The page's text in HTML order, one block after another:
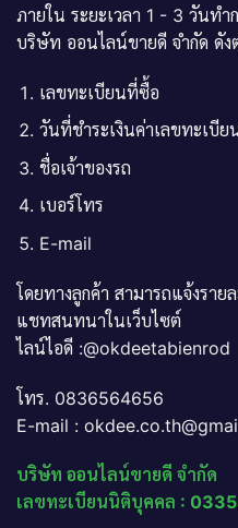
ภายใน ระยะเวลา 1 - 3 วันทำ
บริษัท ออนไลน์ขายดี จำกัด ดัง
เลขทะเบียนที่ซื้อ
วันที่ชำระเงินค่าเลขทะเบีย
ชื่อเจ้าของรถ
เบอร์โทร
E-mail
โดยทางลูกค้า สามารถแจ้งราย
แชทสนทนาในเว็บไซต์
ไลน์ไอดี :@okdeetabienrod
โทร. 0836564656
E-mail :
บริษัท ออนไลน์ขายดี จำกัด
เลขทะเบียนนิติบุคคล :